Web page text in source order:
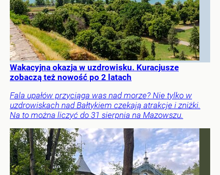
Wakacyjna okazja w uzdrowisku. Kuracjusze
zobaczą też nowość po 2 latach
Fala upałów przyciąga was nad morze? Nie tylko w
uzdrowiskach nad Bałtykiem czekają atrakcje i zniżki.
Na to można liczyć do 31 sierpnia na Mazowszu.